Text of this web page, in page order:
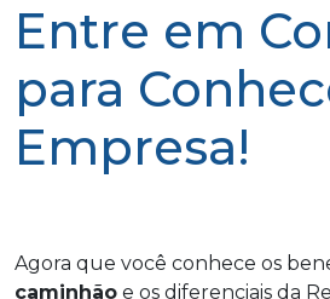
Entre em
para
Empresa!
Agora que você conhece os
caminhão e os diferenciais da